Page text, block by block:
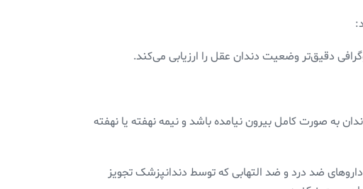
دقیق‌تر وضعیت دندان عقل را ارزیابی می‌کند.
به صورت کامل بیرون نیامده باشد و نیمه نهفته یا نهفته
ضد درد و ضد التهابی که توسط دندانپزشک تجویز